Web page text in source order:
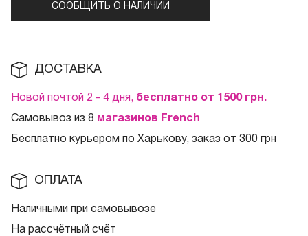
СООБЩИТЬ О НАЛИЧИИ
ДОСТАВКА
Новой почтой 2 - 4 дня, бесплатно от 1500 грн.
Самовывоз из 8 магазинов French
Бесплатно курьером по Харькову, заказ от 300 грн
ОПЛАТА
Наличными при самовывозе
На рассчётный счёт